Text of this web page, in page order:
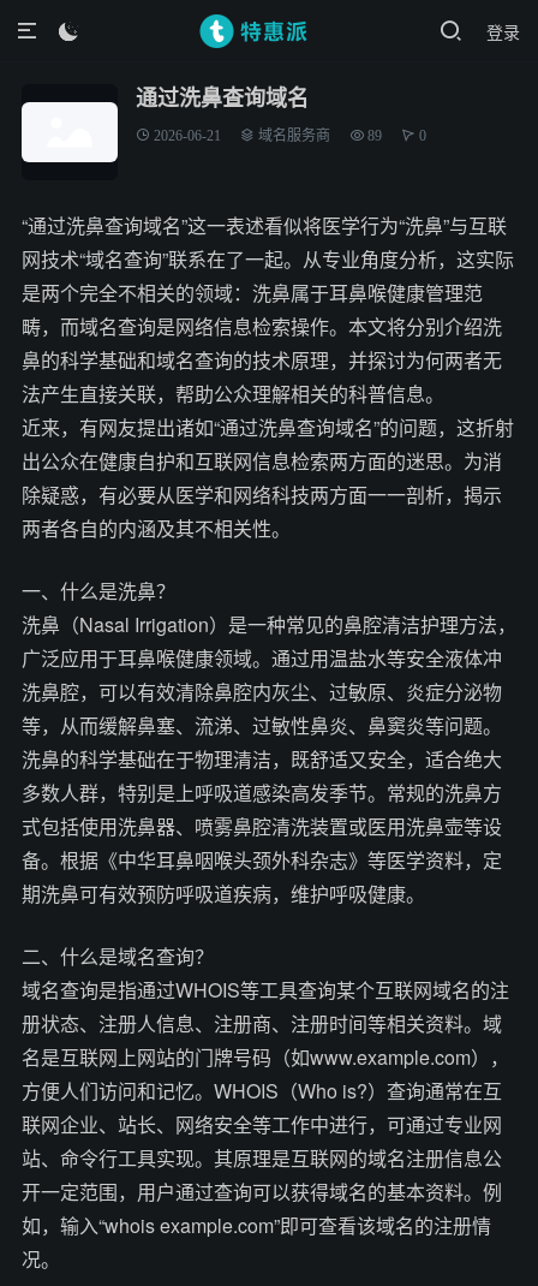
登录

通过洗鼻查询域名
2026-06-21 域名服务商 89 0
“通过洗鼻查询域名”这一表述看似将医学行为“洗鼻”与互联
网技术“域名查询”联系在了一起。从专业角度分析，这实际
是两个完全不相关的领域：洗鼻属于耳鼻喉健康管理范
畴，而域名查询是网络信息检索操作。本文将分别介绍洗
鼻的科学基础和域名查询的技术原理，并探讨为何两者无
法产生直接关联，帮助公众理解相关的科普信息。
近来，有网友提出诸如“通过洗鼻查询域名”的问题，这折射
出公众在健康自护和互联网信息检索两方面的迷思。为消
除疑惑，有必要从医学和网络科技两方面一一剖析，揭示
两者各自的内涵及其不相关性。
一、什么是洗鼻？
洗鼻（Nasal Irrigation）是一种常见的鼻腔清洁护理方法，
广泛应用于耳鼻喉健康领域。通过用温盐水等安全液体冲
洗鼻腔，可以有效清除鼻腔内灰尘、过敏原、炎症分泌物
等，从而缓解鼻塞、流涕、过敏性鼻炎、鼻窦炎等问题。
洗鼻的科学基础在于物理清洁，既舒适又安全，适合绝大
多数人群，特别是上呼吸道感染高发季节。常规的洗鼻方
式包括使用洗鼻器、喷雾鼻腔清洗装置或医用洗鼻壶等设
备。根据《中华耳鼻咽喉头颈外科杂志》等医学资料，定
期洗鼻可有效预防呼吸道疾病，维护呼吸健康。
二、什么是域名查询？
域名查询是指通过WHOIS等工具查询某个互联网域名的注
册状态、注册人信息、注册商、注册时间等相关资料。域
名是互联网上网站的门牌号码（如www.example.com），
方便人们访问和记忆。WHOIS（Who is?）查询通常在互
联网企业、站长、网络安全等工作中进行，可通过专业网
站、命令行工具实现。其原理是互联网的域名注册信息公
开一定范围，用户通过查询可以获得域名的基本资料。例
如，输入“whois example.com”即可查看该域名的注册情
况。